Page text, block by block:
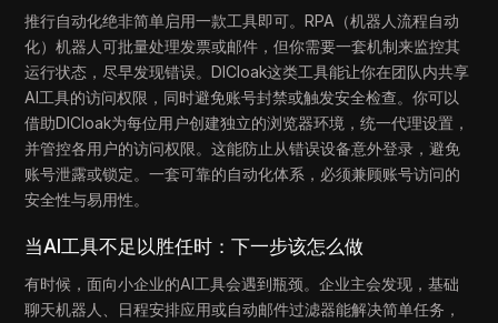
推行自动化绝非简单启用一款工具即可。RPA（机器人流程自动
化）机器人可批量处理发票或邮件，但你需要一套机制来监控其
运行状态，尽早发现错误。DICloak这类工具能让你在团队内共享
AI工具的访问权限，同时避免账号封禁或触发安全检查。你可以
借助DICloak为每位用户创建独立的浏览器环境，统一代理设置，
并管控各用户的访问权限。这能防止从错误设备意外登录，避免
账号泄露或锁定。一套可靠的自动化体系，必须兼顾账号访问的
安全性与易用性。
当AI工具不足以胜任时：下一步该怎么做
有时候，面向小企业的AI工具会遇到瓶颈。企业主会发现，基础
聊天机器人、日程安排应用或自动邮件过滤器能解决简单任务，